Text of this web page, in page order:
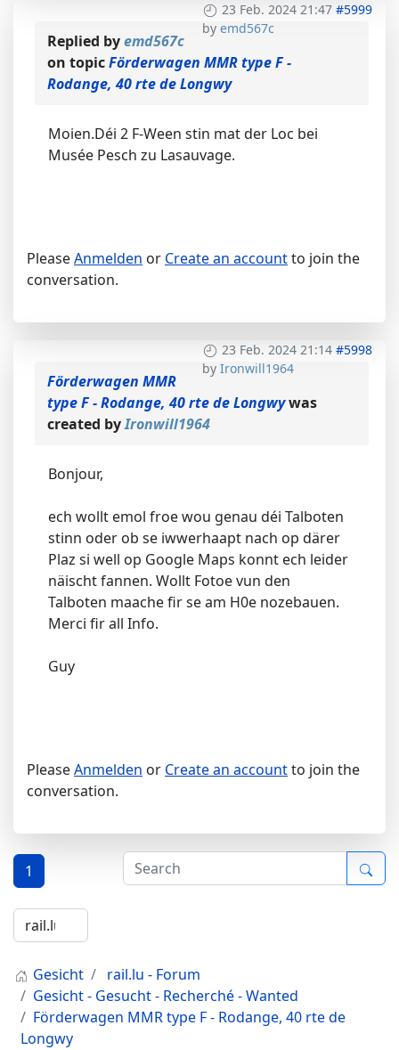
23 Feb. 2024 21:47 #5999
by emd567c
Replied byemd567c
on topicFörderwagen MMR type F -
Rodange, 40 rte de Longwy
Moien.Déi 2 F-Ween stin mat der Loc bei
Musée Pesch zu Lasauvage.
PleaseAnmelden or Create an accountto join the
conversation.
23 Feb. 2024 21:14 #5998
by Ironwill1964
Förderwagen MMR
type F - Rodange, 40 rte de Longwywas
created byIronwill1964
Bonjour,
ech wollt emol froe wou genau déi Talboten
stinn oder ob se iwwerhaapt nach op därer
Plaz si well op Google Maps konnt ech leider
näischt fannen. Wollt Fotoe vun den
Talboten maache fir se am H0e nozebauen.
Merci fir all Info.
Guy
PleaseAnmelden or Create an accountto join the
conversation.
1
Gesicht
rail.lu - Forum
Gesicht - Gesucht - Recherché - Wanted
Förderwagen MMR type F - Rodange, 40 rte de
Longwy